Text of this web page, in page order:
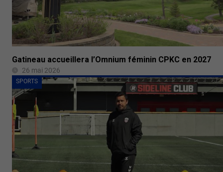
Gatineau accueillera l’Omnium féminin CPKC en 2027
26 mai 2026
SPORTS